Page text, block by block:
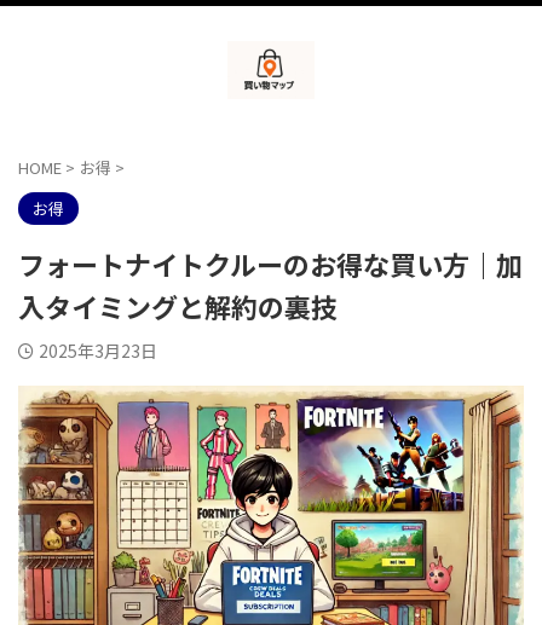
HOME > お得 >
お得
フォートナイトクルーのお得な買い方｜加
入タイミングと解約の裏技
2025年3月23日